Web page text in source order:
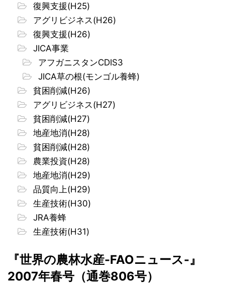
復興支援(H25)
アグリビジネス(H26)
復興支援(H26)
JICA事業
アフガニスタンCDIS3
JICA草の根(モンゴル養蜂)
貧困削減(H26)
アグリビジネス(H27)
貧困削減(H27)
地産地消(H28)
貧困削減(H28)
農業投資(H28)
地産地消(H29)
品質向上(H29)
生産技術(H30)
JRA養蜂
生産技術(H31)
『世界の農林水産-FAOニュース-』
2007年春号（通巻806号）